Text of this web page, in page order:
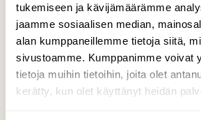
tukemiseen ja kävijämäärämme
jaamme sosiaalisen median,
alan kumppaneillemme tietoja siitä,
sivustoamme. Kumppanimme voivat
tietoja muihin tietoihin, joita olet
kerätty, kun olet käyttänyt heidän
Talitintti
Nyt viikonloppuna on
tapahtuma. Katselin
rannassa, yhdessä niistä